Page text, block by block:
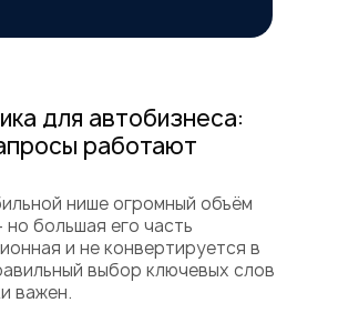
для автобизнеса:
работают
нише огромный объём
большая его часть
и не конвертируется в
выбор ключевых слов
важен.